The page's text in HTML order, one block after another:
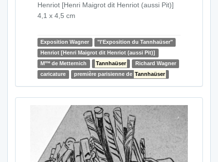
Henriot [Henri Maigrot dit Henriot (aussi Pit)]
4,1 x 4,5 cm
Exposition Wagner
"l'Exposition du Tannhaüser"
Henriot [Henri Maigrot dit Henriot (aussi Pit)]
Mme de Metternich Tannhaüser
Richard Wagner
caricature
première parisienne de Tannhaüser